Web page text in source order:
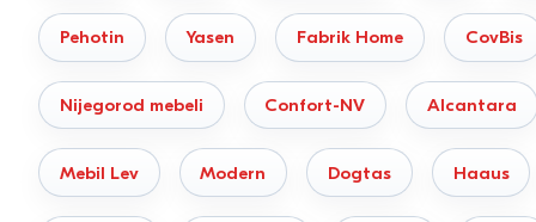
Долговечность мебели и ее устойчивость к нагрузкам
Деревянные кровати (Массив дерева).
подвержены рассыханию и сколам. Это эталон
Металлические модели.
Изготавливаются на базе
краской, выдерживает эксплуатационную нагрузку до
Pehotin Yasen Fabrik Home CovBis
Nijegorod mebeli Confort-NV Alcantara
Mebil Lev Modern Dogtas Haaus